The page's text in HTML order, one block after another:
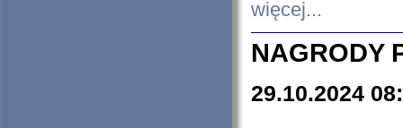
więcej...
NAGRODY
29.10.2024